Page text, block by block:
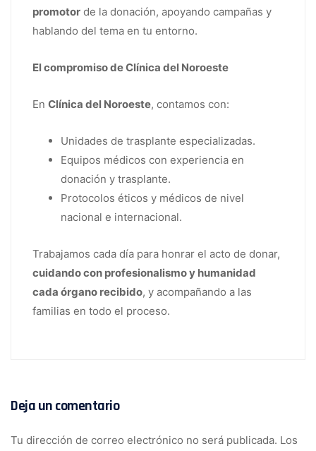
promotor de la donación, apoyando campañas y
hablando del tema en tu entorno.
El compromiso de Clínica del Noroeste
En Clínica del Noroeste, contamos con:
Unidades de trasplante especializadas.
Equipos médicos con experiencia en
donación y trasplante.
Protocolos éticos y médicos de nivel
nacional e internacional.
Trabajamos cada día para honrar el acto de donar,
cuidando con profesionalismo y humanidad
cada órgano recibido, y acompañando a las
familias en todo el proceso.
Deja un comentario
Tu dirección de correo electrónico no será publicada. Los